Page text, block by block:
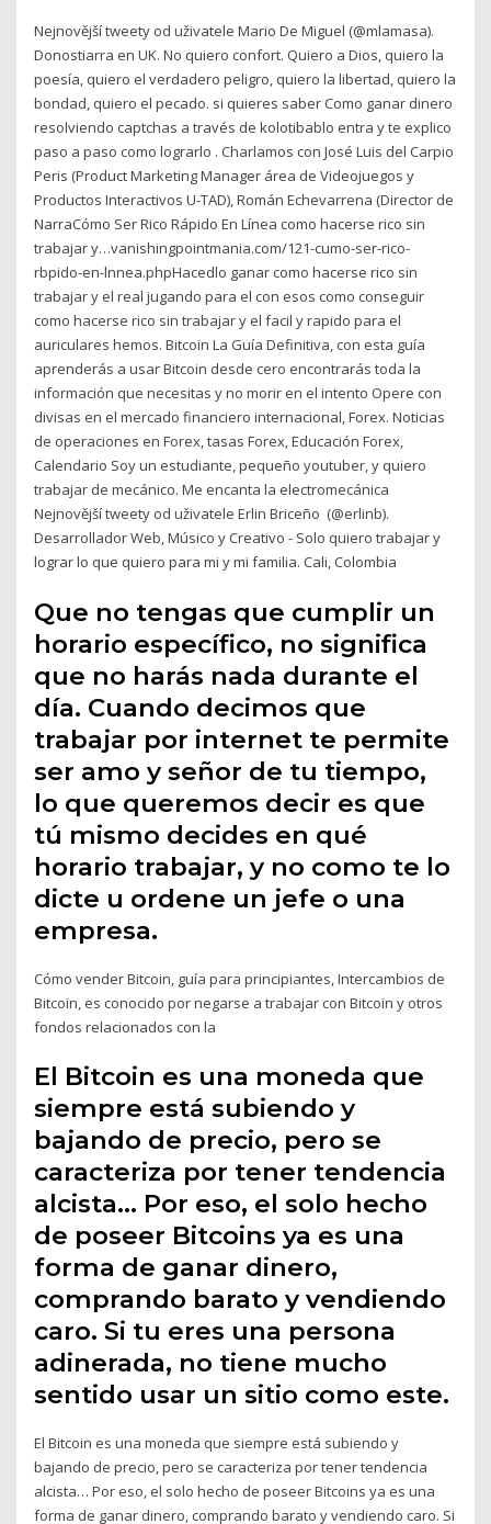
Nejnovější tweety od uživatele Mario De Miguel (@mlamasa).
Donostiarra en UK. No quiero confort. Quiero a Dios, quiero la
poesía, quiero el verdadero peligro, quiero la libertad, quiero la
bondad, quiero el pecado. si quieres saber Como ganar dinero
resolviendo captchas a través de kolotibablo entra y te explico
paso a paso como lograrlo . Charlamos con José Luis del Carpio
Peris (Product Marketing Manager área de Videojuegos y
Productos Interactivos U-TAD), Román Echevarrena (Director de
NarraCómo Ser Rico Rápido En Línea como hacerse rico sin
trabajar y…vanishingpointmania.com/121-cumo-ser-rico-
rbpido-en-lnnea.phpHacedlo ganar como hacerse rico sin
trabajar y el real jugando para el con esos como conseguir
como hacerse rico sin trabajar y el facil y rapido para el
auriculares hemos. Bitcoin La Guía Definitiva, con esta guía
aprenderás a usar Bitcoin desde cero encontrarás toda la
información que necesitas y no morir en el intento Opere con
divisas en el mercado financiero internacional, Forex. Noticias
de operaciones en Forex, tasas Forex, Educación Forex,
Calendario Soy un estudiante, pequeño youtuber, y quiero
trabajar de mecánico. Me encanta la electromecánica
Nejnovější tweety od uživatele Erlin Briceño ️‍ (@erlinb).
Desarrollador Web, Músico y Creativo - Solo quiero trabajar y
lograr lo que quiero para mi y mi familia. Cali, Colombia
Que no tengas que cumplir un
horario específico, no significa
que no harás nada durante el
día. Cuando decimos que
trabajar por internet te permite
ser amo y señor de tu tiempo,
lo que queremos decir es que
tú mismo decides en qué
horario trabajar, y no como te lo
dicte u ordene un jefe o una
empresa.
Cómo vender Bitcoin, guía para principiantes, Intercambios de
Bitcoin, es conocido por negarse a trabajar con Bitcoin y otros
fondos relacionados con la
El Bitcoin es una moneda que
siempre está subiendo y
bajando de precio, pero se
caracteriza por tener tendencia
alcista… Por eso, el solo hecho
de poseer Bitcoins ya es una
forma de ganar dinero,
comprando barato y vendiendo
caro. Si tu eres una persona
adinerada, no tiene mucho
sentido usar un sitio como este.
El Bitcoin es una moneda que siempre está subiendo y
bajando de precio, pero se caracteriza por tener tendencia
alcista… Por eso, el solo hecho de poseer Bitcoins ya es una
forma de ganar dinero, comprando barato y vendiendo caro. Si